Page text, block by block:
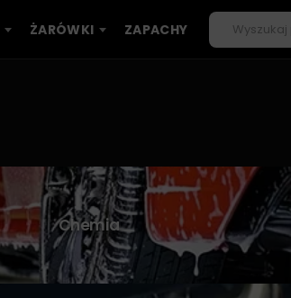
ŻARÓWKI ZAPACHY
Chemia